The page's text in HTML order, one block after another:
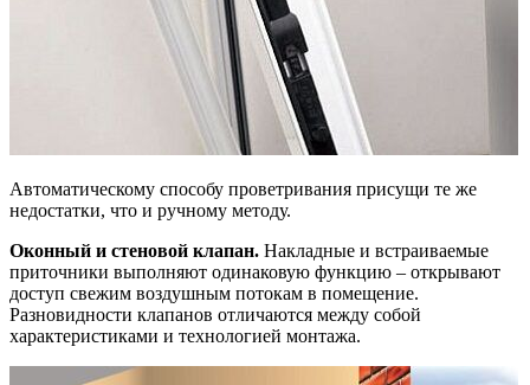
Автоматическому способу проветривания присущи те же
недостатки, что и ручному методу.
Оконный и стеновой клапан. Накладные и встраиваемые
приточники выполняют одинаковую функцию – открывают
доступ свежим воздушным потокам в помещение.
Разновидности клапанов отличаются между собой
характеристиками и технологией монтажа.